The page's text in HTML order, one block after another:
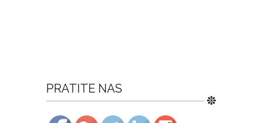
PRATITE NAS